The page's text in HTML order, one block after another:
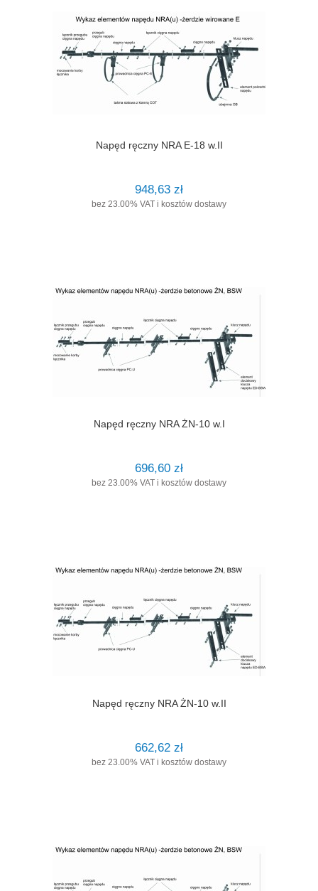
Napęd ręczny NRA E-18 w.II
948,63 zł
bez 23.00% VAT i kosztów dostawy
Napęd ręczny NRA ŻN-10 w.I
696,60 zł
bez 23.00% VAT i kosztów dostawy
Napęd ręczny NRA ŻN-10 w.II
662,62 zł
bez 23.00% VAT i kosztów dostawy